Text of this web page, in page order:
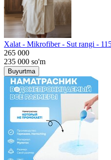
Хalat - Mikrofiber - Sut rangi -
265 000
235 000 so'm
Buyurtma